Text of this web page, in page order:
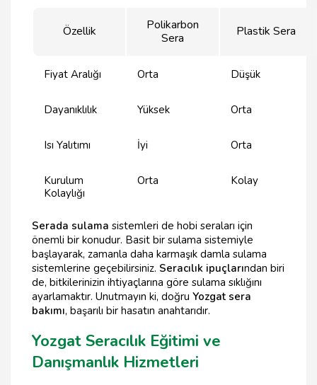
Özellik
Polikarbon
Sera
Plastik Sera
Fiyat Aralığı Orta Düşük
Dayanıklılık Yüksek Orta
Isı Yalıtımı İyi Orta
Kurulum
Kolaylığı
Orta Kolay
Serada sulama sistemleri de hobi seraları için
önemli bir konudur. Basit bir sulama sistemiyle
başlayarak, zamanla daha karmaşık damla sulama
sistemlerine geçebilirsiniz. Seracılık ipuçlarından biri
de, bitkilerinizin ihtiyaçlarına göre sulama sıklığını
ayarlamaktır. Unutmayın ki, doğru Yozgat sera
bakımı, başarılı bir hasatın anahtarıdır.
Yozgat Seracılık Eğitimi ve
Danışmanlık Hizmetleri